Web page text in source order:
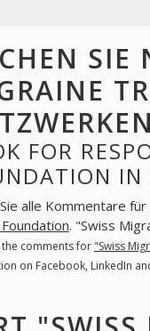
SIE
FOR
IN
alle Kommentare für
. "Swiss
the comments for "Swiss
on Facebook, LinkedIn